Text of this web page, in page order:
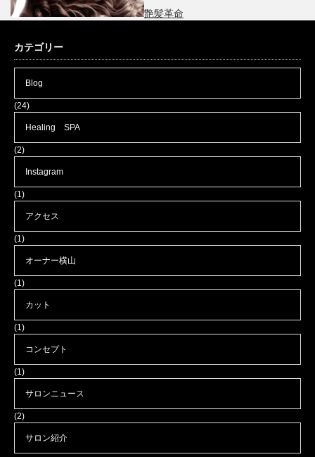
艶髪革命
カテゴリー
Blog
(24)
Healing SPA
(2)
Instagram
(1)
アクセス
(1)
オーナー横山
(1)
カット
(1)
コンセプト
(1)
サロンニュース
(2)
サロン紹介